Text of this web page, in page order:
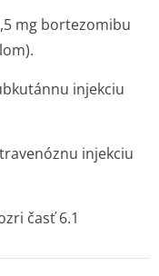
mg bortezomibu
injekciu
injekciu
časť 6.1